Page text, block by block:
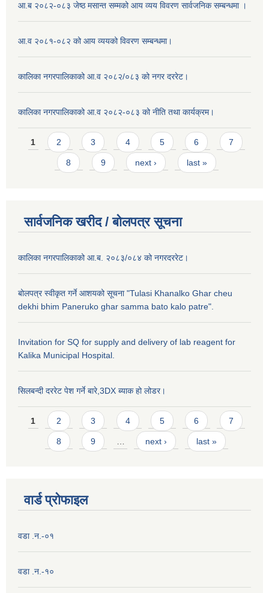
आ.ब २०८२-०८३ जेष्ठ मसान्त सम्मको आय व्यय विवरण सार्वजनिक सम्बन्धमा ।
आ.व २०८१-०८२ को आय व्ययको विवरण सम्बन्धमा।
कालिका नगरपालिकाको आ.व २०८२/०८३ को नगर दररेट।
कालिका नगरपालिकाको आ.व २०८२-०८३ को नीति तथा कार्यक्रम।
Pages
1 2 3 4 5 6 7
8 9 next › last »
सार्वजनिक खरीद / बाेलपत्र सूचना
कालिका नगरपालिकाको आ.ब. २०८३/०८४ को नगरदररेट।
बोलपत्र स्वीकृत गर्ने आशयको सूचना "Tulasi Khanalko Ghar cheu
dekhi bhim Paneruko ghar samma bato kalo patre".
Invitation for SQ for supply and delivery of lab reagent for
Kalika Municipal Hospital.
सिलबन्दी दररेट पेश गर्ने बारे,3DX ब्याक हो लोडर।
Pages
1 2 3 4 5 6 7
8 9 next › last »
वार्ड प्राेफाइल
वडा .न.-०१
वडा .न.-१०